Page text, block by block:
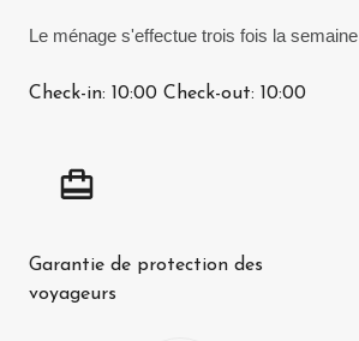
Le ménage s'effectue trois fois la semaine
Check-in: 10:00 Check-out: 10:00
Garantie de protection des
voyageurs